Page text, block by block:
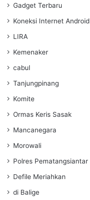
Gadget Terbaru
Koneksi Internet Android
LIRA
Kemenaker
cabul
Tanjungpinang
Komite
Ormas Keris Sasak
Mancanegara
Morowali
Polres Pematangsiantar
Defile Meriahkan
di Balige